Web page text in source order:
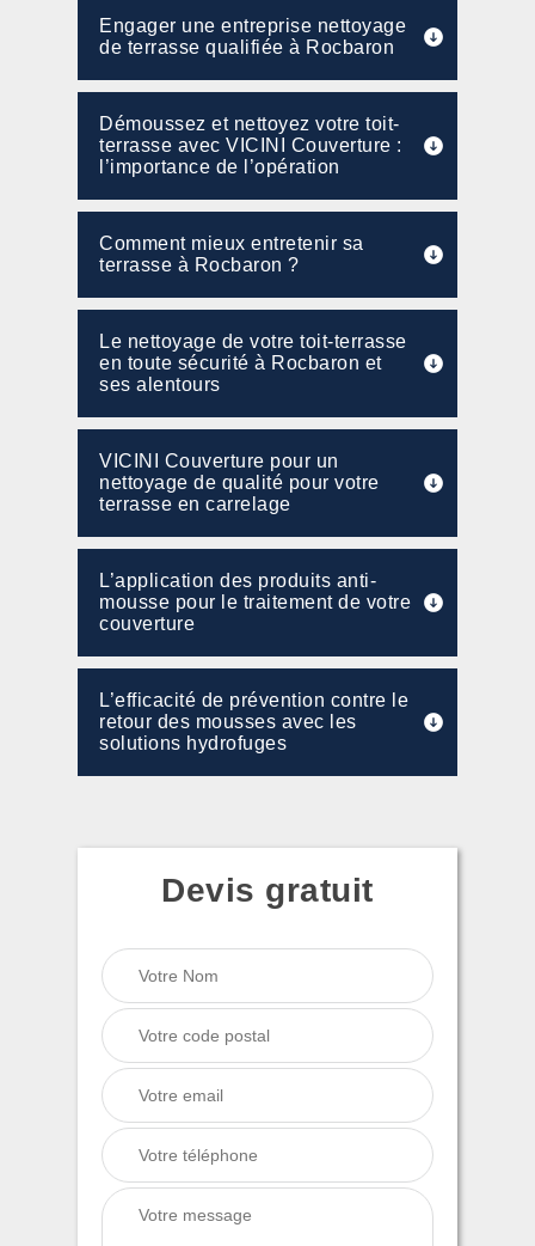
Engager une entreprise nettoyage
de terrasse qualifiée à Rocbaron
Démoussez et nettoyez votre toit-
terrasse avec VICINI Couverture :
l’importance de l’opération
Comment mieux entretenir sa
terrasse à Rocbaron ?
Le nettoyage de votre toit-terrasse
en toute sécurité à Rocbaron et
ses alentours
VICINI Couverture pour un
nettoyage de qualité pour votre
terrasse en carrelage
L’application des produits anti-
mousse pour le traitement de votre
couverture
L’efficacité de prévention contre le
retour des mousses avec les
solutions hydrofuges
Devis gratuit